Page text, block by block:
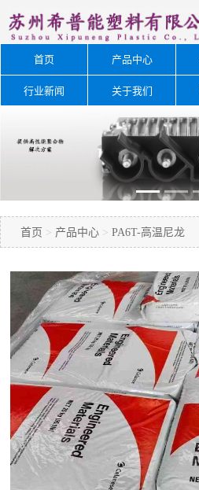
首页 产品中心
行业新闻 关于我们
首页 > 产品中心 > PA6T-高温尼龙